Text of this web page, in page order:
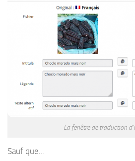
La fenêtre de traduction
Sauf que…